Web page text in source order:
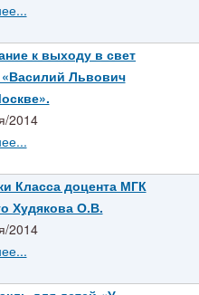
к выходу в свет
Львович
2014
Класса доцента МГК
Худякова О.В.
2014